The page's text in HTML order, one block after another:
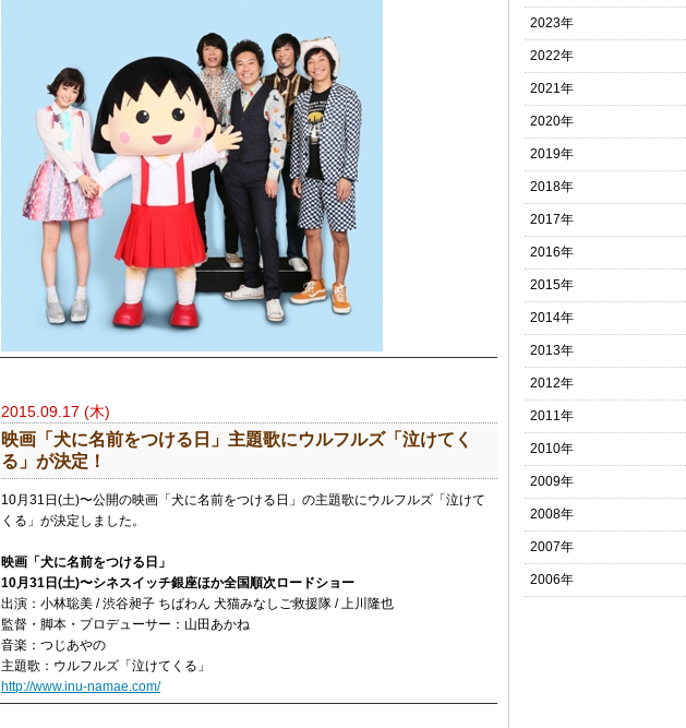
2015.09.17 (木)
映画「犬に名前をつける日」主題歌にウルフルズ「泣けてく
る」が決定！
10月31日(土)〜公開の映画「犬に名前をつける日」の主題歌にウルフルズ「泣けて
くる」が決定しました。
映画「犬に名前をつける日」
10月31日(土)〜シネスイッチ銀座ほか全国順次ロードショー
出演：小林聡美 / 渋谷昶子 ちばわん 犬猫みなしご救援隊 / 上川隆也
監督・脚本・プロデューサー：山田あかね
音楽：つじあやの
主題歌：ウルフルズ「泣けてくる」
http://www.inu-namae.com/
2023年
2022年
2021年
2020年
2019年
2018年
2017年
2016年
2015年
2014年
2013年
2012年
2011年
2010年
2009年
2008年
2007年
2006年